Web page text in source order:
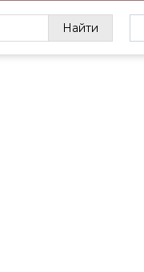
Найти